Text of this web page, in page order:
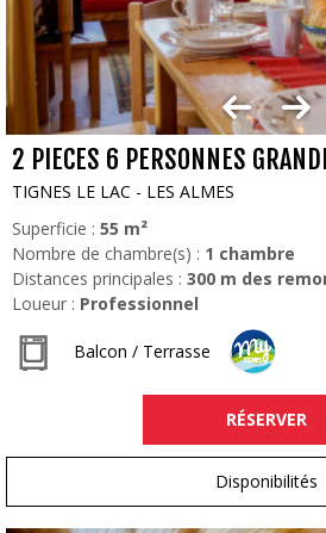
2 PIECES 6 PERSONNES
TIGNES LE LAC - LES ALMES
Superficie : 55 m²
Nombre de chambre(s) : 1 chambre
Distances principales : 300 m des
Loueur : Professionnel
Balcon / Terrasse
RÉSERVER
Disponibilités